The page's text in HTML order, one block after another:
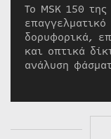
Το MSK 150
δορυφορικά,
και οπτικά
ανάλυση